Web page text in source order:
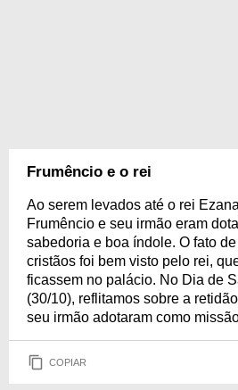
Frumêncio e o rei
Ao serem levados até o rei
Frumêncio e seu irmão eram
sabedoria e boa índole. O fato
cristãos foi bem visto pelo rei,
ficassem no palácio. No Dia de
(30/10), reflitamos sobre a
seu irmão adotaram como
COPIAR